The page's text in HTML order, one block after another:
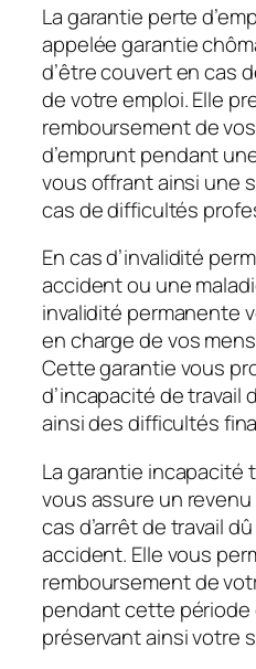
La garantie perte
appelée garantie
d’être couvert en cas
de votre emploi. Elle
remboursement de
d’emprunt pendant
vous offrant ainsi une
cas de difficultés
En cas d’invalidité
accident ou une
invalidité permanente
en charge de vos
Cette garantie vous
d’incapacité de travail
ainsi des difficultés
La garantie incapacité
vous assure un
cas d’arrêt de travail
accident. Elle vous
remboursement de
pendant cette période
préservant ainsi votre